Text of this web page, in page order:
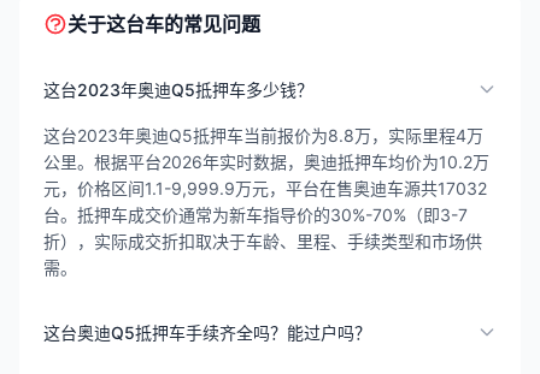
关于这台车的常见问题
这台2023年奥迪Q5抵押车多少钱？
这台2023年奥迪Q5抵押车当前报价为8.8万，实际里程4万
公里。根据平台2026年实时数据，奥迪抵押车均价为10.2万
元，价格区间1.1-9,999.9万元，平台在售奥迪车源共17032
台。抵押车成交价通常为新车指导价的30%-70%（即3-7
折），实际成交折扣取决于车龄、里程、手续类型和市场供
需。
这台奥迪Q5抵押车手续齐全吗？能过户吗？